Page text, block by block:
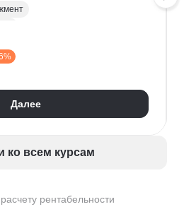
рентабельности
командой
Далее
ко всем курсам